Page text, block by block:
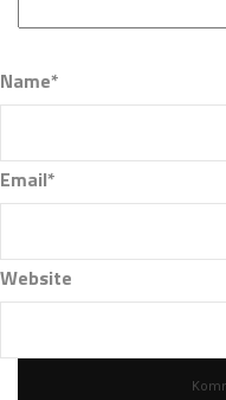
Name*
Email*
Website